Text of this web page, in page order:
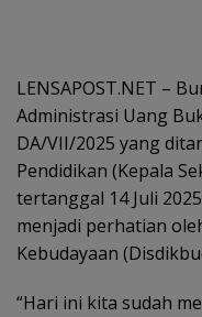
LENSAPOST.NET –
Administrasi Uang
DA/VII/2025 yang
Pendidikan (Kepala
tertanggal 14 Juli
menjadi perhatian
Kebudayaan
“Hari ini kita sudah